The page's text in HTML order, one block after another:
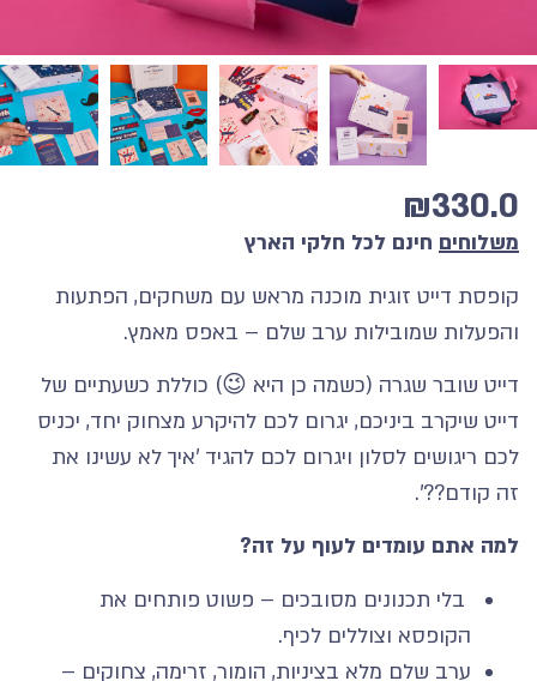
₪330.0
משלוחים חינם לכל חלקי הארץ
קופסת דייט זוגית מוכנה מראש עם משחקים, הפתעות
והפעלות שמובילות ערב שלם – באפס מאמץ.
דייט שובר שגרה (כשמה כן היא 😉) כוללת כשעתיים של
דייט שיקרב ביניכם, יגרום לכם להיקרע מצחוק יחד, יכניס
לכם ריגושים לסלון ויגרום לכם להגיד 'איך לא עשינו את
זה קודם??'.
למה אתם עומדים לעוף על זה?
בלי תכנונים מסובכים – פשוט פותחים את
הקופסא וצוללים לכיף.
ערב שלם מלא בציניות, הומור, זרימה, צחוקים –